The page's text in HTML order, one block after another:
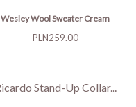
Wesley Wool Sweater Cream
Price
PLN259.00